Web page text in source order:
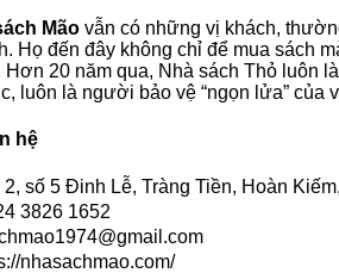
Mão vẫn có những vị khách,
Họ đến đây không chỉ để mua sách
Hơn 20 năm qua, Nhà sách Thỏ luôn
luôn là người bảo vệ “ngọn lửa” của
hệ
số 5 Đinh Lễ, Tràng Tiền, Hoàn
3826 1652
nhasachmao.com/